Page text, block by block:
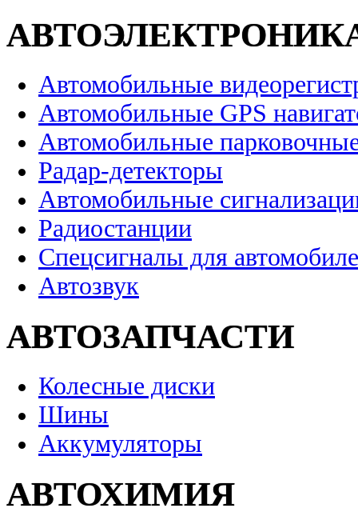
Автомобильные
Автомобильные GPS
Автомобильные
Радар-детекторы
Автомобильные
Радиостанции
Спецсигналы для
Автозвук
АВТОЗАПЧАСТИ
Колесные диски
Шины
Аккумуляторы
АВТОХИМИЯ